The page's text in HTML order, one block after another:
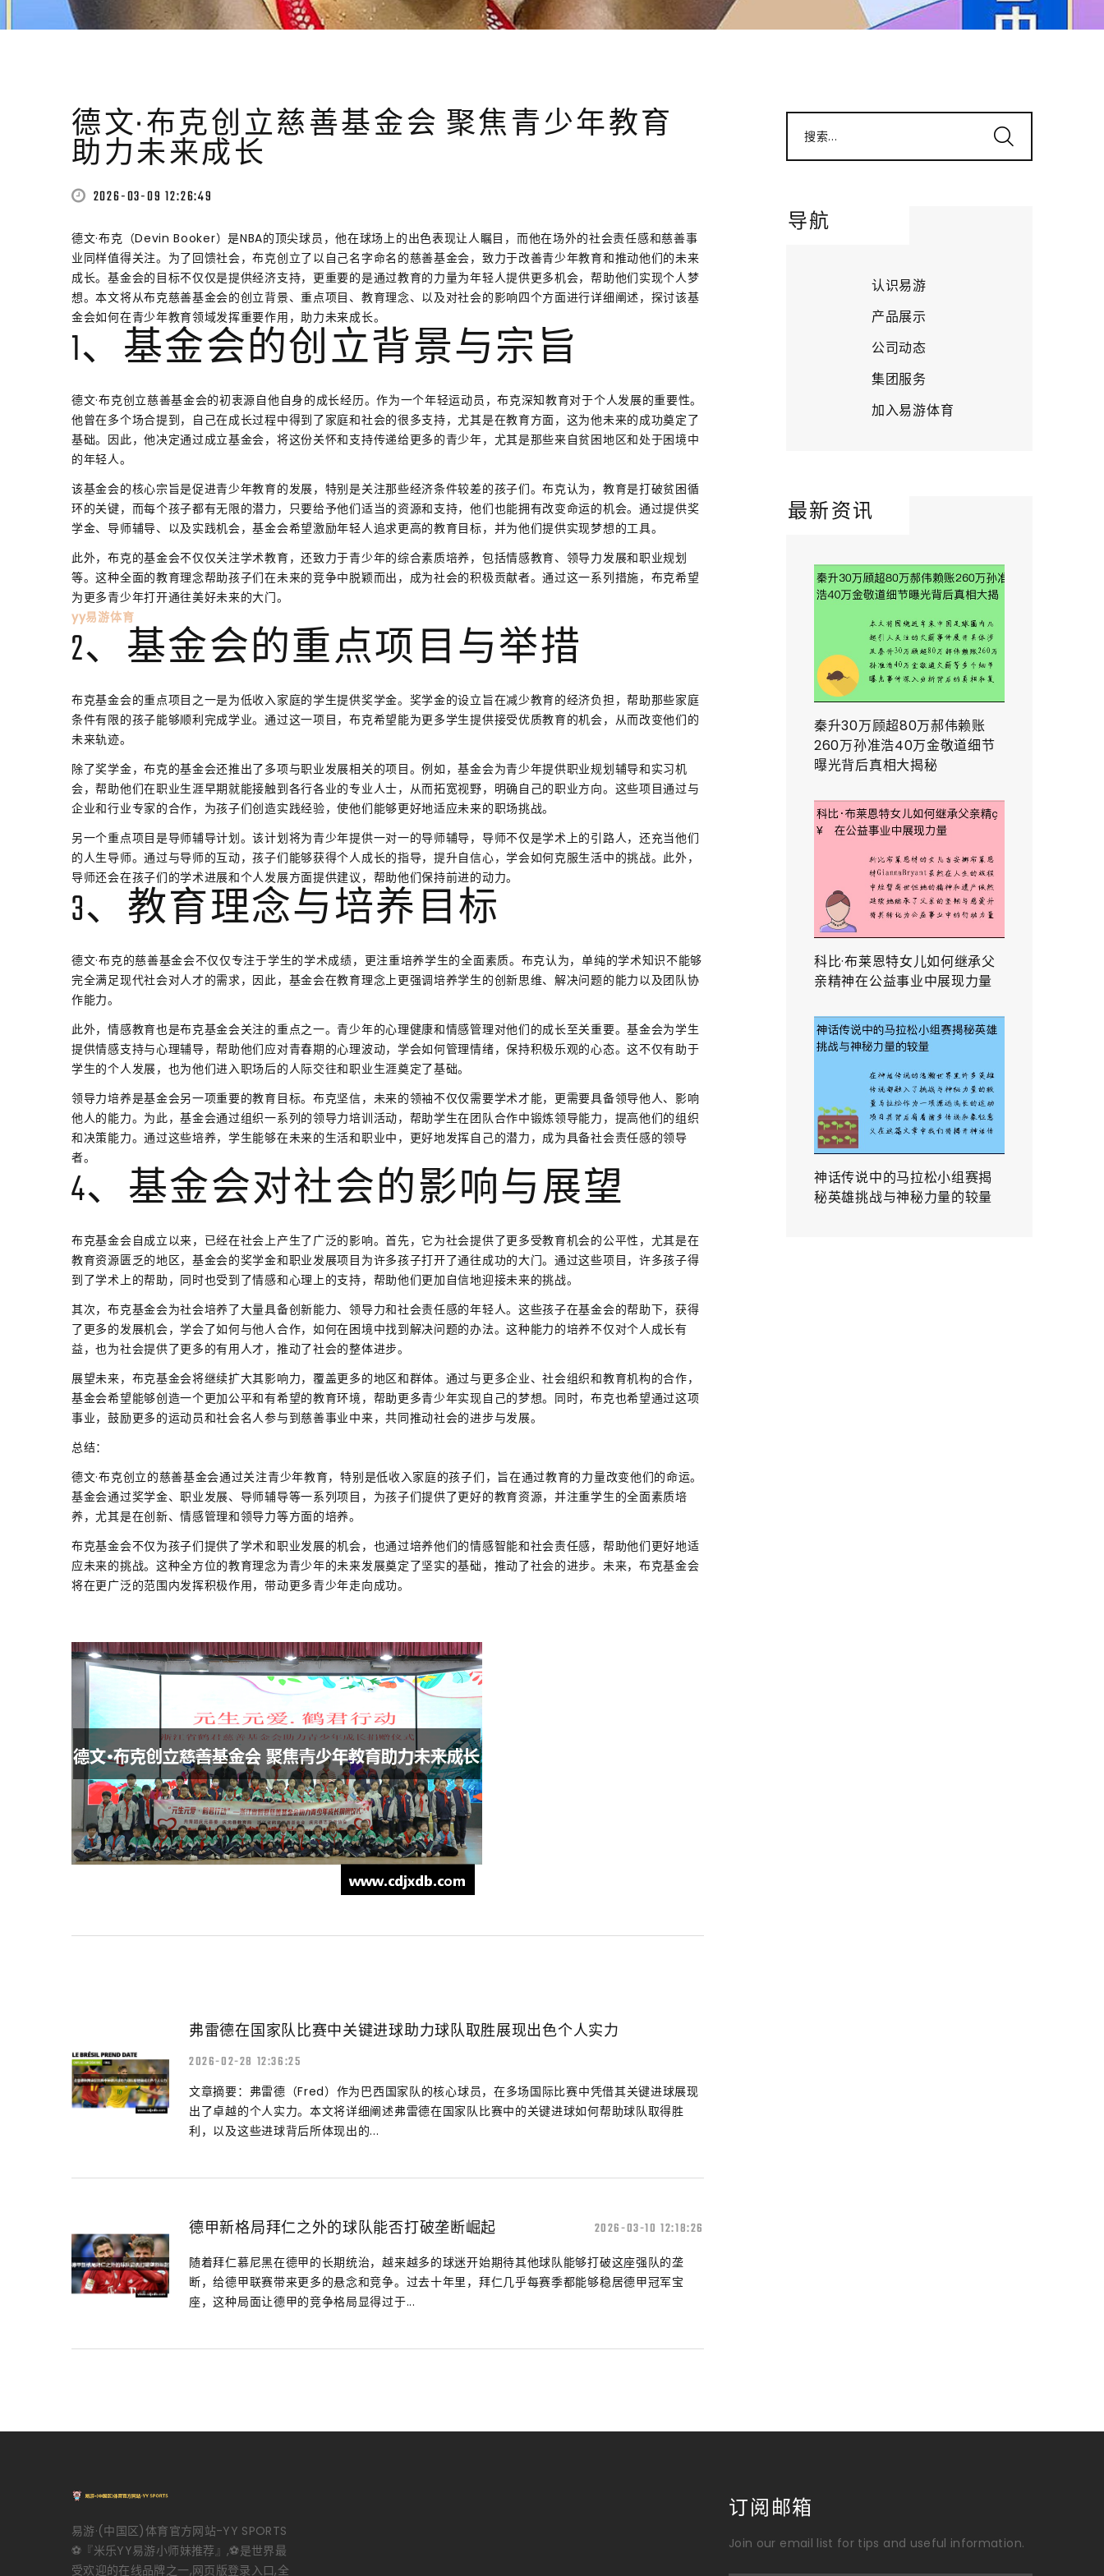
德文·布克创立慈善基金会 聚焦青少年教育
助力未来成长
2026-03-09 12:26:49
德文·布克（Devin Booker）是NBA的顶尖球员，他在球场上的出色表现让人瞩目，而他在场外的社会责任感和慈善事
业同样值得关注。为了回馈社会，布克创立了以自己名字命名的慈善基金会，致力于改善青少年教育和推动他们的未来
成长。基金会的目标不仅仅是提供经济支持，更重要的是通过教育的力量为年轻人提供更多机会，帮助他们实现个人梦
想。本文将从布克慈善基金会的创立背景、重点项目、教育理念、以及对社会的影响四个方面进行详细阐述，探讨该基
金会如何在青少年教育领域发挥重要作用，助力未来成长。
1、基金会的创立背景与宗旨
德文·布克创立慈善基金会的初衷源自他自身的成长经历。作为一个年轻运动员，布克深知教育对于个人发展的重要性。
他曾在多个场合提到，自己在成长过程中得到了家庭和社会的很多支持，尤其是在教育方面，这为他未来的成功奠定了
基础。因此，他决定通过成立基金会，将这份关怀和支持传递给更多的青少年，尤其是那些来自贫困地区和处于困境中
的年轻人。
该基金会的核心宗旨是促进青少年教育的发展，特别是关注那些经济条件较差的孩子们。布克认为，教育是打破贫困循
环的关键，而每个孩子都有无限的潜力，只要给予他们适当的资源和支持，他们也能拥有改变命运的机会。通过提供奖
学金、导师辅导、以及实践机会，基金会希望激励年轻人追求更高的教育目标，并为他们提供实现梦想的工具。
此外，布克的基金会不仅仅关注学术教育，还致力于青少年的综合素质培养，包括情感教育、领导力发展和职业规划
等。这种全面的教育理念帮助孩子们在未来的竞争中脱颖而出，成为社会的积极贡献者。通过这一系列措施，布克希望
为更多青少年打开通往美好未来的大门。
yy易游体育
2、基金会的重点项目与举措
布克基金会的重点项目之一是为低收入家庭的学生提供奖学金。奖学金的设立旨在减少教育的经济负担，帮助那些家庭
条件有限的孩子能够顺利完成学业。通过这一项目，布克希望能为更多学生提供接受优质教育的机会，从而改变他们的
未来轨迹。
除了奖学金，布克的基金会还推出了多项与职业发展相关的项目。例如，基金会为青少年提供职业规划辅导和实习机
会，帮助他们在职业生涯早期就能接触到各行各业的专业人士，从而拓宽视野，明确自己的职业方向。这些项目通过与
企业和行业专家的合作，为孩子们创造实践经验，使他们能够更好地适应未来的职场挑战。
另一个重点项目是导师辅导计划。该计划将为青少年提供一对一的导师辅导，导师不仅是学术上的引路人，还充当他们
的人生导师。通过与导师的互动，孩子们能够获得个人成长的指导，提升自信心，学会如何克服生活中的挑战。此外，
导师还会在孩子们的学术进展和个人发展方面提供建议，帮助他们保持前进的动力。
3、教育理念与培养目标
德文·布克的慈善基金会不仅仅专注于学生的学术成绩，更注重培养学生的全面素质。布克认为，单纯的学术知识不能够
完全满足现代社会对人才的需求，因此，基金会在教育理念上更强调培养学生的创新思维、解决问题的能力以及团队协
作能力。
此外，情感教育也是布克基金会关注的重点之一。青少年的心理健康和情感管理对他们的成长至关重要。基金会为学生
提供情感支持与心理辅导，帮助他们应对青春期的心理波动，学会如何管理情绪，保持积极乐观的心态。这不仅有助于
学生的个人发展，也为他们进入职场后的人际交往和职业生涯奠定了基础。
领导力培养是基金会另一项重要的教育目标。布克坚信，未来的领袖不仅仅需要学术才能，更需要具备领导他人、影响
他人的能力。为此，基金会通过组织一系列的领导力培训活动，帮助学生在团队合作中锻炼领导能力，提高他们的组织
和决策能力。通过这些培养，学生能够在未来的生活和职业中，更好地发挥自己的潜力，成为具备社会责任感的领导
者。
4、基金会对社会的影响与展望
布克基金会自成立以来，已经在社会上产生了广泛的影响。首先，它为社会提供了更多受教育机会的公平性，尤其是在
教育资源匮乏的地区，基金会的奖学金和职业发展项目为许多孩子打开了通往成功的大门。通过这些项目，许多孩子得
到了学术上的帮助，同时也受到了情感和心理上的支持，帮助他们更加自信地迎接未来的挑战。
其次，布克基金会为社会培养了大量具备创新能力、领导力和社会责任感的年轻人。这些孩子在基金会的帮助下，获得
了更多的发展机会，学会了如何与他人合作，如何在困境中找到解决问题的办法。这种能力的培养不仅对个人成长有
益，也为社会提供了更多的有用人才，推动了社会的整体进步。
展望未来，布克基金会将继续扩大其影响力，覆盖更多的地区和群体。通过与更多企业、社会组织和教育机构的合作，
基金会希望能够创造一个更加公平和有希望的教育环境，帮助更多青少年实现自己的梦想。同时，布克也希望通过这项
事业，鼓励更多的运动员和社会名人参与到慈善事业中来，共同推动社会的进步与发展。
总结：
德文·布克创立的慈善基金会通过关注青少年教育，特别是低收入家庭的孩子们，旨在通过教育的力量改变他们的命运。
基金会通过奖学金、职业发展、导师辅导等一系列项目，为孩子们提供了更好的教育资源，并注重学生的全面素质培
养，尤其是在创新、情感管理和领导力等方面的培养。
布克基金会不仅为孩子们提供了学术和职业发展的机会，也通过培养他们的情感智能和社会责任感，帮助他们更好地适
应未来的挑战。这种全方位的教育理念为青少年的未来发展奠定了坚实的基础，推动了社会的进步。未来，布克基金会
将在更广泛的范围内发挥积极作用，带动更多青少年走向成功。
弗雷德在国家队比赛中关键进球助力球队取胜展现出色个人实力
2026-02-28 12:36:25
文章摘要：弗雷德（Fred）作为巴西国家队的核心球员，在多场国际比赛中凭借其关键进球展现
出了卓越的个人实力。本文将详细阐述弗雷德在国家队比赛中的关键进球如何帮助球队取得胜
利，以及这些进球背后所体现出的...
德甲新格局拜仁之外的球队能否打破垄断崛起 2026-03-10 12:18:26
随着拜仁慕尼黑在德甲的长期统治，越来越多的球迷开始期待其他球队能够打破这座强队的垄
断，给德甲联赛带来更多的悬念和竞争。过去十年里，拜仁几乎每赛季都能够稳居德甲冠军宝
座，这种局面让德甲的竞争格局显得过于...
搜索...
导航
认识易游
产品展示
公司动态
集团服务
加入易游体育
最新资讯
秦升30万顾超80万郝伟赖账
260万孙准浩40万金敬道细节
曝光背后真相大揭秘
科比·布莱恩特女儿如何继承父
亲精神在公益事业中展现力量
神话传说中的马拉松小组赛揭
秘英雄挑战与神秘力量的较量
易游·(中国区)体育官方网站-YY SPORTS
⚽️『米乐YY易游小师妹推荐』,⚽️是世界最
受欢迎的在线品牌之一,网页版登录入口,全
订阅邮箱
Join our email list for tips and useful information.